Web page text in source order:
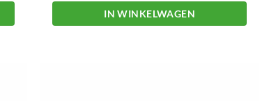
IN WINKELWAGEN